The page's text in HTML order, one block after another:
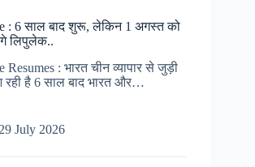
: 6 साल बाद शुरू, लेकिन 1 अगस्त को
लिपुलेक..
: भारत चीन व्यापार से जुड़ी
है 6 साल बाद भारत और…
29 July 2026